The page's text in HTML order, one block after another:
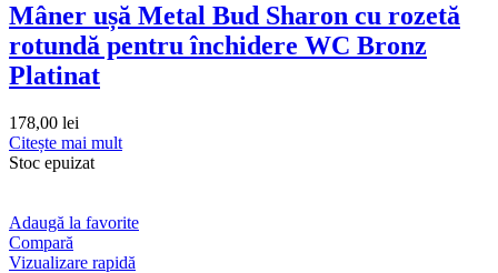
Mâner ușă Metal Bud Sharon cu rozetă
rotundă pentru închidere WC Bronz
Platinat
178,00 lei
Citește mai mult
Stoc epuizat
Adaugă la favorite
Compară
Vizualizare rapidă